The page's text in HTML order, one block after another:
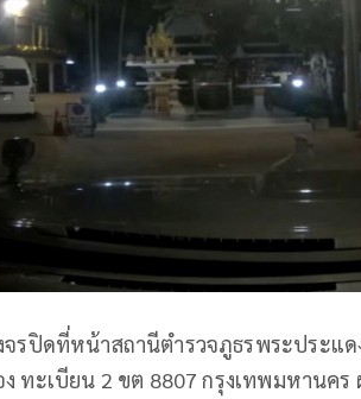
จรปิดที่หน้าสถานีตำรวจภูธรพระประ
ง ทะเบียน 2 ขต 8807 กรุงเทพมหาน